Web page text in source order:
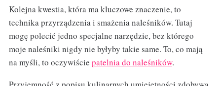
Kolejna kwestia, która ma kluczowe znaczenie, to
technika przyrządzenia i smażenia naleśników. Tutaj
mogę polecić jedno specjalne narzędzie, bez którego
moje naleśniki nigdy nie byłyby takie same. To, co mają
na myśli, to oczywiście patelnia do naleśników.